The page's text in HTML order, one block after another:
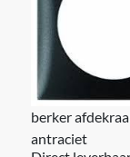
berker
antraciet